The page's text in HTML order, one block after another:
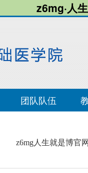
z6mg·人
团队队伍
z6mg人生就是博官